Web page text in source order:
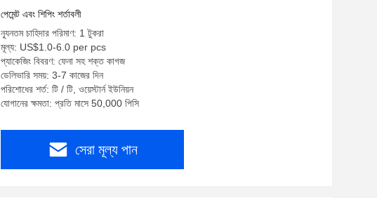
পেমেন্ট এবং শিপিং শর্তাবলী
ন্যূনতম চাহিদার পরিমাণ: 1 টুকরা
মূল্য: US$1.0-6.0 per pcs
প্যাকেজিং বিবরণ: ফেনা সহ শক্ত কাগজ
ডেলিভারি সময়: 3-7 কাজের দিন
পরিশোধের শর্ত: টি / টি, ওয়েস্টার্ন ইউনিয়ন
যোগানের ক্ষমতা: প্রতি মাসে 50,000 পিসি
সেরা মূল্য পান